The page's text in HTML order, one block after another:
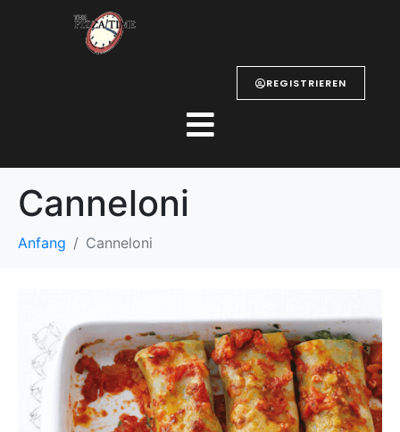
REGISTRIEREN
Canneloni
Anfang Canneloni